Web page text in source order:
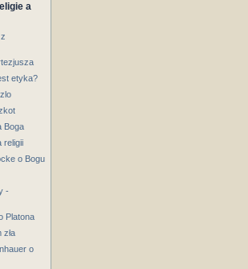
a
etyka?
Boga
religii
o Bogu
-
Platona
zła
o